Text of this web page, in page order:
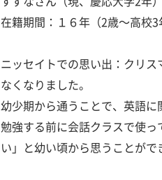
在籍期間：１６年（2歳～高校3
ニッセイトでの思い出：クリ
なくなりました。
幼少期から通うことで、英語
勉強する前に会話クラスで使
い」と幼い頃から思うことが